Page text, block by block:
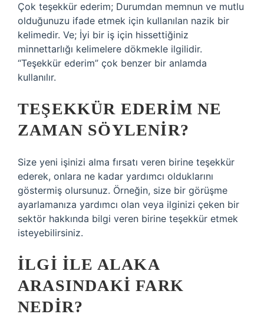
Çok teşekkür ederim; Durumdan memnun ve mutlu
olduğunuzu ifade etmek için kullanılan nazik bir
kelimedir. Ve; İyi bir iş için hissettiğiniz
minnettarlığı kelimelere dökmekle ilgilidir.
“Teşekkür ederim” çok benzer bir anlamda
kullanılır.
TEŞEKKÜR EDERIM NE
ZAMAN SÖYLENIR?
Size yeni işinizi alma fırsatı veren birine teşekkür
ederek, onlara ne kadar yardımcı olduklarını
göstermiş olursunuz. Örneğin, size bir görüşme
ayarlamanıza yardımcı olan veya ilginizi çeken bir
sektör hakkında bilgi veren birine teşekkür etmek
isteyebilirsiniz.
İLGI ILE ALAKA
ARASINDAKI FARK
NEDIR?